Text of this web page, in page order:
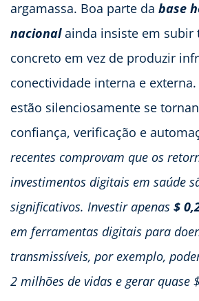
argamassa. Boa parte da base
nacionalainda insiste em subir
concreto em vez de produzir
conectividade interna e externa.
estão silenciosamente se
confiança, verificação e
recentes comprovam que os
investimentos digitais em saúde
significativos. Investir apenas $
em ferramentas digitais para
transmissíveis, por exemplo,
2 milhões de vidas e gerar quase